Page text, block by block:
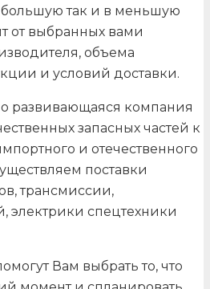
большую так и в меньшую
от выбранных вами
объема
и условий доставки.
развивающаяся компания
запасных частей к
и отечественного
поставки
трансмиссии,
электрики спецтехники
Вам выбрать то, что